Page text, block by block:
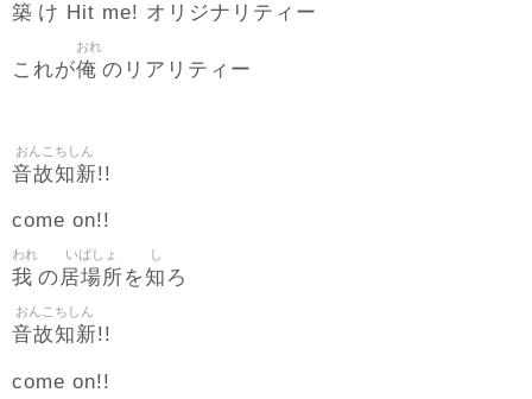
築 け Hit me! オリジナリティー
これが俺
おれ
のリアリティー
音故知新
おんこちしん
!!
come on!!
我
われ
の居場所
いばしょ
を知
し
ろ
音故知新
おんこちしん
!!
come on!!